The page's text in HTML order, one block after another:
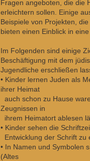
Fragen angeboten, die die
erleichtern sollen. Einige
Beispiele von Projekten,
bieten einen Einblick in
Im Folgenden sind einige
Beschäftigung mit dem
Jugendliche erschließen
• Kinder lernen Juden als
ihrer Heimat
auch schon zu Hause
Zeugnissen in
ihrem Heimatort ablesen
• Kinder sehen die
Entwicklung der Schrift zu
• In Namen und Symbolen
(Altes